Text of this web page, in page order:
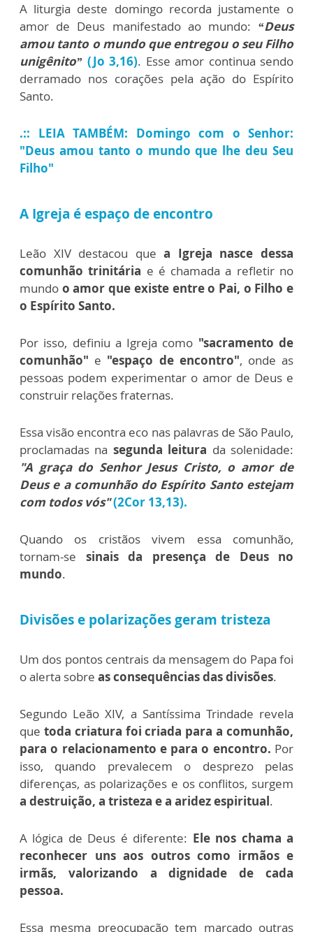
A liturgia deste domingo recorda justamente o
amor de Deus manifestado ao mundo: “Deus
amou tanto o mundo que entregou o seu Filho
unigênito” (Jo 3,16). Esse amor continua sendo
derramado nos corações pela ação do Espírito
Santo.
.:: LEIA TAMBÉM: Domingo com o Senhor:
"Deus amou tanto o mundo que lhe deu Seu
Filho"
A Igreja é espaço de encontro
Leão XIV destacou quea Igreja nasce dessa
comunhão trinitária e é chamada a refletir no
mundo o amor que existe entre o Pai, o Filho e
o Espírito Santo.
Por isso, definiu a Igreja como "sacramento de
comunhão" e "espaço de encontro", onde as
pessoas podem experimentar o amor de Deus e
construir relações fraternas.
Essa visão encontra eco nas palavras de São Paulo,
proclamadas na segunda leitura da solenidade:
"A graça do Senhor Jesus Cristo, o amor de
Deus e a comunhão do Espírito Santo estejam
com todos vós"(2Cor 13,13).
Quando os cristãos vivem essa comunhão,
tornam-se sinais da presença de Deus no
mundo.
Divisões e polarizações geram tristeza
Um dos pontos centrais da mensagem do Papa foi
o alerta sobre as consequências das divisões.
Segundo Leão XIV, a Santíssima Trindade revela
que toda criatura foi criada para a comunhão,
para o relacionamento e para o encontro. Por
isso, quando prevalecem o desprezo pelas
diferenças, as polarizações e os conflitos, surgem
a destruição, a tristeza e a aridez espiritual.
A lógica de Deus é diferente: Ele nos chama a
reconhecer uns aos outros como irmãos e
irmãs, valorizando a dignidade de cada
pessoa.
Essa mesma preocupação tem marcado outras